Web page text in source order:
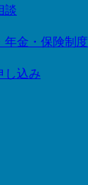
談
年金・保険制度
し込み